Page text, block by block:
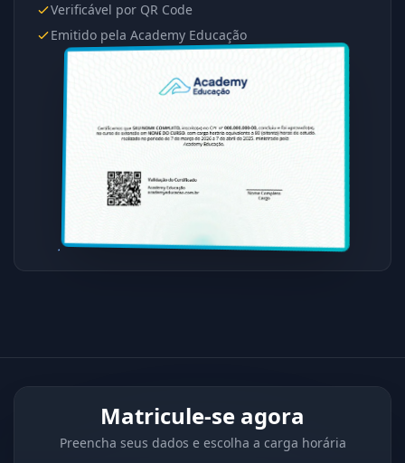
Verificável por QR Code
Emitido pela Academy Educação
Matricule-se agora
Preencha seus dados e escolha a carga horária